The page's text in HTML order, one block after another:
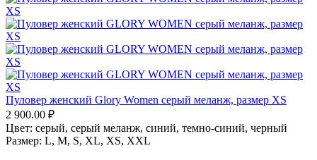
Пуловер женский Glory Women серый меланж, размер XS
2 900.00 ₽
Цвет: серый, серый меланж, синий, темно-синий, черный
Размер: L, M, S, XL, XS, XXL